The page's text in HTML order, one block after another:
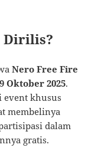
Dirilis?
Nero Free Fire
Oktober 2025.
event khusus
membelinya
dalam
gratis.